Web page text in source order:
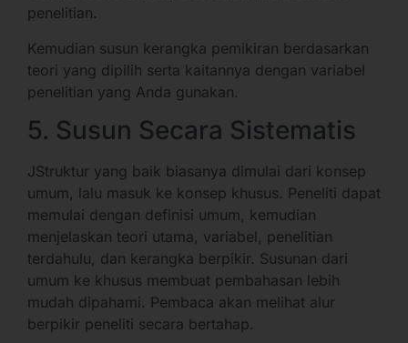
penelitian.
Kemudian susun kerangka pemikiran berdasarkan
teori yang dipilih serta kaitannya dengan variabel
penelitian yang Anda gunakan.
5. Susun Secara Sistematis
JStruktur yang baik biasanya dimulai dari konsep
umum, lalu masuk ke konsep khusus. Peneliti dapat
memulai dengan definisi umum, kemudian
menjelaskan teori utama, variabel, penelitian
terdahulu, dan kerangka berpikir. Susunan dari
umum ke khusus membuat pembahasan lebih
mudah dipahami. Pembaca akan melihat alur
berpikir peneliti secara bertahap.